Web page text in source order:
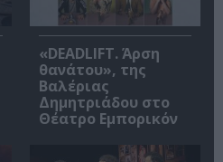
«DEADLIFT. Άρση
θανάτου», της
Βαλέριας
Δημητριάδου στο
Θέατρο Εμπορικόν